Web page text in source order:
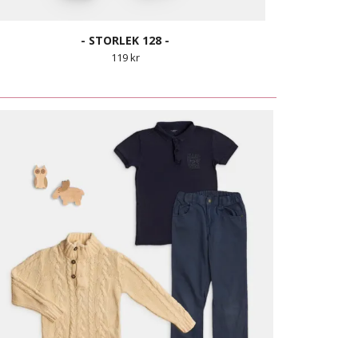
- STORLEK 128 -
119 kr